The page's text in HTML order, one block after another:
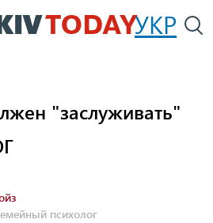
Перейти
к
УКР
"заслуживать"
психолог